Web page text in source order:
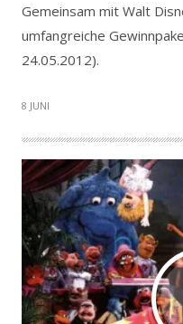
Gemeinsam mit Walt
umfangreiche
24.05.2012).
8 JUNI